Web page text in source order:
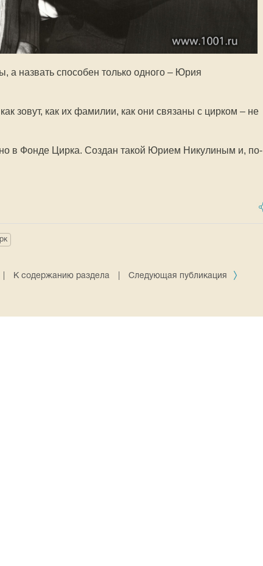
а назвать способен только одного – Юрия
зовут, как их фамилии, как они связаны с цирком – не
в Фонде Цирка. Создан такой Юрием Никулиным и, по-
К содержанию раздела Следующая публикация